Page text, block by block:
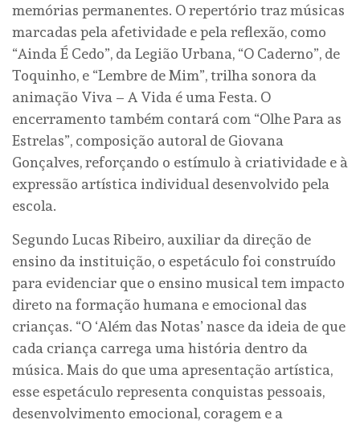
memórias permanentes. O repertório traz músicas
marcadas pela afetividade e pela reflexão, como
“Ainda É Cedo”, da Legião Urbana, “O Caderno”, de
Toquinho, e “Lembre de Mim”, trilha sonora da
animação Viva – A Vida é uma Festa. O
encerramento também contará com “Olhe Para as
Estrelas”, composição autoral de Giovana
Gonçalves, reforçando o estímulo à criatividade e à
expressão artística individual desenvolvido pela
escola.
Segundo Lucas Ribeiro, auxiliar da direção de
ensino da instituição, o espetáculo foi construído
para evidenciar que o ensino musical tem impacto
direto na formação humana e emocional das
crianças. “O ‘Além das Notas’ nasce da ideia de que
cada criança carrega uma história dentro da
música. Mais do que uma apresentação artística,
esse espetáculo representa conquistas pessoais,
desenvolvimento emocional, coragem e a